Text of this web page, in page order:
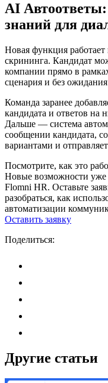
AI
знаний для
Новая функция работает
скрининга. Кандидат
компании прямо в
сценария и без ожидания
Команда заранее
кандидата и ответов на
Дальше — система
сообщении кандидата,
вариантами и
Посмотрите, как это
Новые возможности
Flomni HR. Оставьте
разобраться, как
автоматизации
Оставить заявку
Поделиться:
Другие статьи